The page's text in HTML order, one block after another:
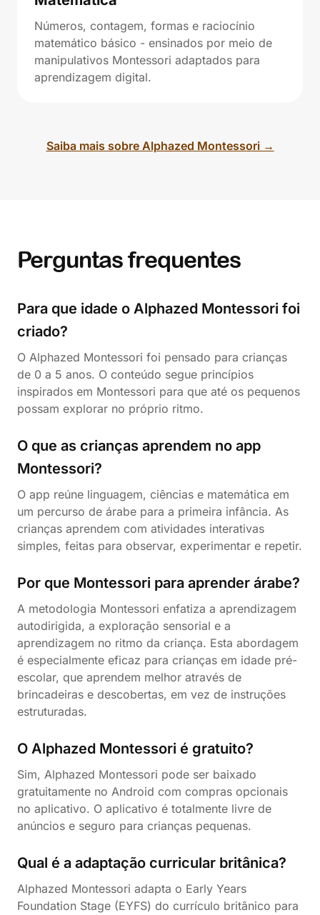
Números, contagem, formas e raciocínio
matemático básico - ensinados por meio de
manipulativos Montessori adaptados para
aprendizagem digital.
Saiba mais sobre Alphazed Montessori →
Perguntas frequentes
Para que idade o Alphazed Montessori foi
criado?
O Alphazed Montessori foi pensado para crianças
de 0 a 5 anos. O conteúdo segue princípios
inspirados em Montessori para que até os pequenos
possam explorar no próprio ritmo.
O que as crianças aprendem no app
Montessori?
O app reúne linguagem, ciências e matemática em
um percurso de árabe para a primeira infância. As
crianças aprendem com atividades interativas
simples, feitas para observar, experimentar e repetir.
Por que Montessori para aprender árabe?
A metodologia Montessori enfatiza a aprendizagem
autodirigida, a exploração sensorial e a
aprendizagem no ritmo da criança. Esta abordagem
é especialmente eficaz para crianças em idade pré-
escolar, que aprendem melhor através de
brincadeiras e descobertas, em vez de instruções
estruturadas.
O Alphazed Montessori é gratuito?
Sim, Alphazed Montessori pode ser baixado
gratuitamente no Android com compras opcionais
no aplicativo. O aplicativo é totalmente livre de
anúncios e seguro para crianças pequenas.
Qual é a adaptação curricular britânica?
Alphazed Montessori adapta o Early Years
Foundation Stage (EYFS) do currículo britânico para